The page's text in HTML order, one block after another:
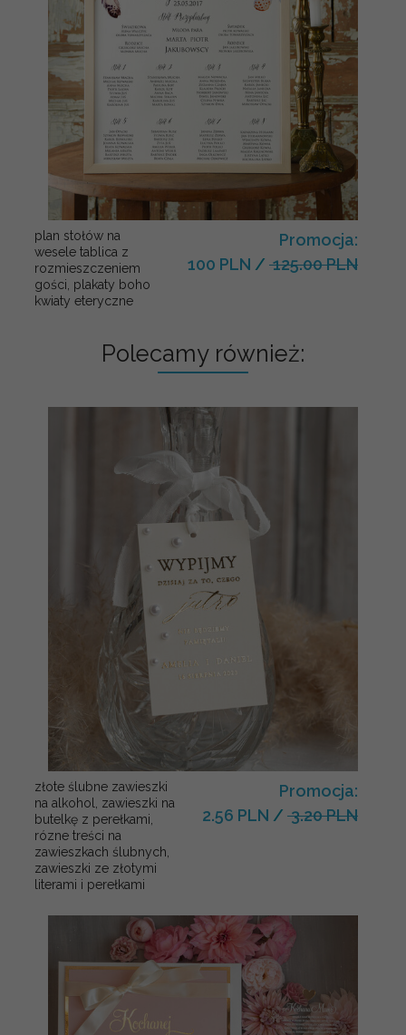
plan stołów na
wesele tablica z
rozmieszczeniem
gości, plakaty boho
kwiaty eteryczne
Promocja:
100 PLN / 125.00 PLN
Polecamy również:
złote ślubne zawieszki
na alkohol, zawieszki na
butelkę z perełkami,
rózne treści na
zawieszkach ślubnych,
zawieszki ze złotymi
literami i perełkami
Promocja:
2.56 PLN / 3.20 PLN